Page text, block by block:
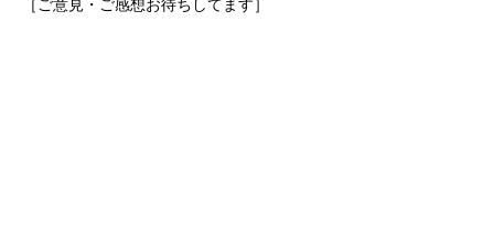
［ご意見・ご感想お待ちしてます］